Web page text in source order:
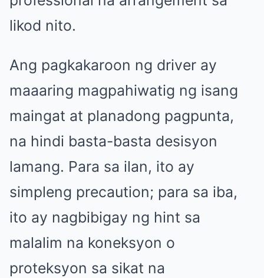
likod nito.
Ang pagkakaroon ng driver ay
maaaring magpahiwatig ng isang
maingat at planadong pagpunta,
na hindi basta-basta desisyon
lamang. Para sa ilan, ito ay
simpleng precaution; para sa iba,
ito ay nagbibigay ng hint sa
malalim na koneksyon o
proteksyon sa sikat na